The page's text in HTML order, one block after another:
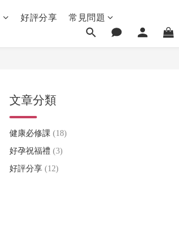
好評分享 常見問題
文章分類
健康必修課 (18)
好孕祝福禮 (3)
好評分享 (12)